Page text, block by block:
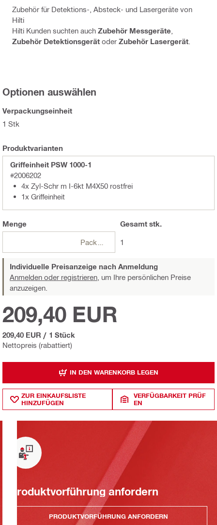
Zubehör für Detektions-, Absteck- und Lasergeräte von
Hilti
Hilti Kunden suchten auch Zubehör Messgeräte
Zubehör Detektionsgerät oder Zubehör Lasergerät
Optionen auswählen
Verpackungseinheit
1 Stk
Produktvarianten
Griffeinheit PSW 1000-1
#2006202
4x Zyl-Schr m I-6kt M4X50 rostfrei
1x Griffeinheit
Menge
Packungen
Gesamtstk.
1
Individuelle Preisanzeige nach Anmeldung
Anmelden oder registrieren, um Ihre persönlichen Preise
anzuzeigen.
Nettopreis (rabattiert)
209,40 EUR
209,40 EUR / 1 Stück
IN DEN WARENKORB LEGEN
ZUR EINKAUFSLISTE
HINZUFÜGEN
VERFÜGBARKEIT PRÜF
EN
Produktvorführung anfordern
PRODUKTVORFÜHRUNG ANFORDERN